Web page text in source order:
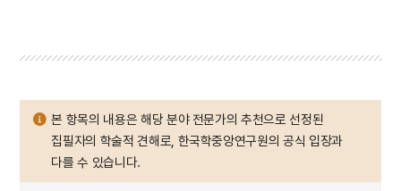
본 항목의 내용은 해당 분야 전문가의 추천으로 선정된
집필자의 학술적 견해로, 한국학중앙연구원의 공식 입장과
다를 수 있습니다.